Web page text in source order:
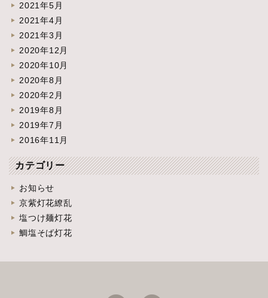
2021年5月
2021年4月
2021年3月
2020年12月
2020年10月
2020年8月
2020年2月
2019年8月
2019年7月
2016年11月
カテゴリー
お知らせ
京紫灯花繚乱
塩つけ麺灯花
鯛塩そば灯花